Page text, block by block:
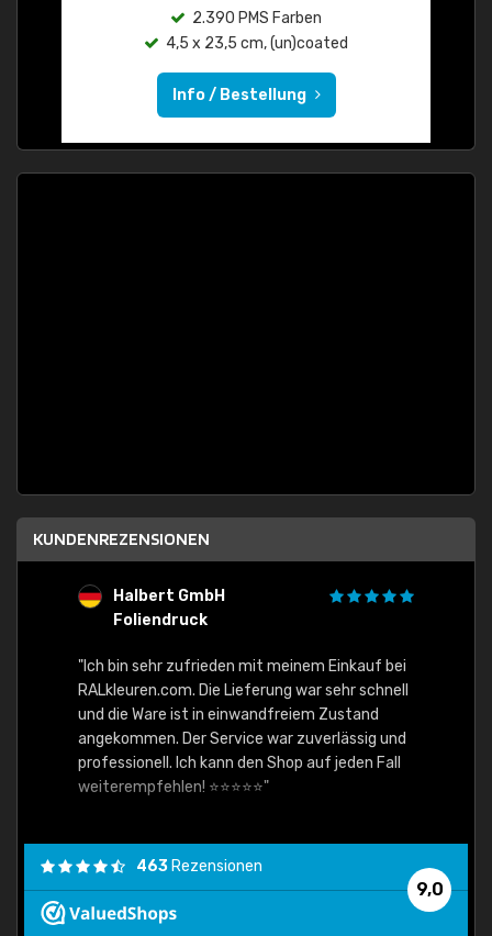
2.390 PMS Farben
4,5 x 23,5 cm, (un)coated
Info / Bestellung
KUNDENREZENSIONEN
Halbert GmbH
Foliendruck
"Ich bin sehr zufrieden mit meinem Einkauf bei
RALkleuren.com. Die Lieferung war sehr schnell
und die Ware ist in einwandfreiem Zustand
angekommen. Der Service war zuverlässig und
professionell. Ich kann den Shop auf jeden Fall
weiterempfehlen! ⭐⭐⭐⭐⭐"
9,0
463 Rezensionen